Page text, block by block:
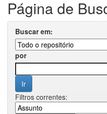
Página de
Buscar em:
por
Filtros correntes: